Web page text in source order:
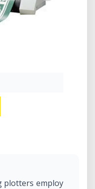
plotters employ